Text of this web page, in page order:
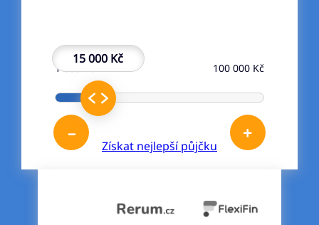
15 000 Kč
– +
1 000 Kč 100 000 Kč
Získat nejlepší půjčku